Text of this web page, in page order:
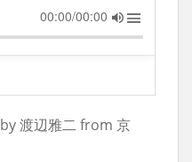
00:00/00:00
渡辺雅二 from 京